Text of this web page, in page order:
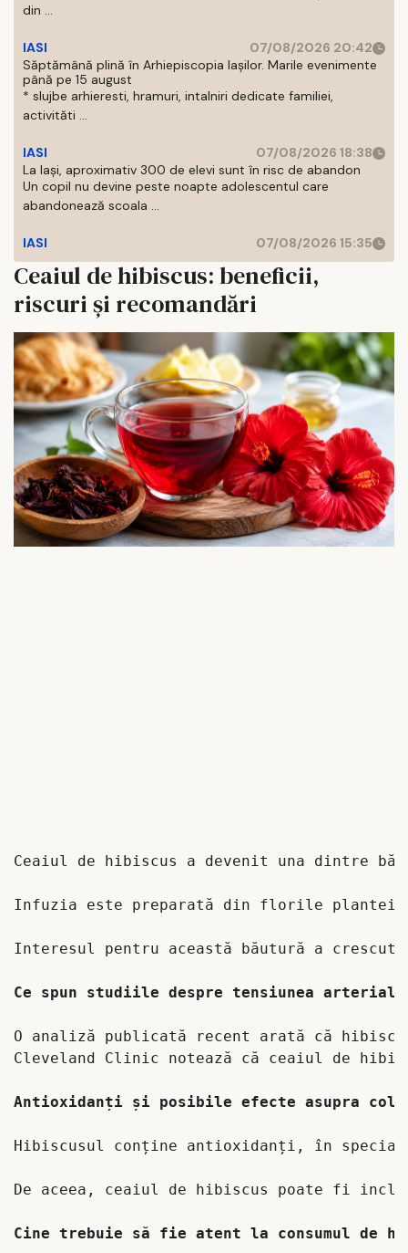
din ...
IASI
07/08/2026 20:42
Săptămână plină în Arhiepiscopia Iașilor. Marile evenimente
până pe 15 august
* slujbe arhieresti, hramuri, intalniri dedicate familiei,
activităti ...
IASI
07/08/2026 18:38
La Iași, aproximativ 300 de elevi sunt în risc de abandon
Un copil nu devine peste noapte adolescentul care
abandonează scoala ...
IASI 07/08/2026 15:35
Ceaiul de hibiscus: beneficii,
riscuri și recomandări
Ceaiul de hibiscus a devenit una dintre
Infuzia este preparată din florile plantei
Interesul pentru această băutură a
O analiză publicată recent arată că
Cleveland Clinic notează că ceaiul de
Antioxidanți și posibile efecte asupra
Hibiscusul conține antioxidanți, în
De aceea, ceaiul de hibiscus poate fi